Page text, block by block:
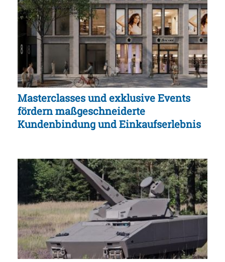
Masterclasses und exklusive Events
fördern maßgeschneiderte
Kundenbindung und Einkaufserlebnis